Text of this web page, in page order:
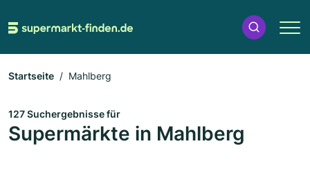
Startseite Mahlberg
127 Suchergebnisse für
Supermärkte in Mahlberg